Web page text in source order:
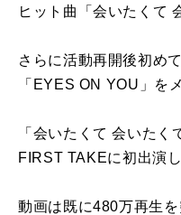
ヒット曲「会いたくて
さらに活動再開後初め
「 EYES ON YOU 」を
「会いたくて 会いたく
FIRST TAKEに初出演
動画は既に480万再生